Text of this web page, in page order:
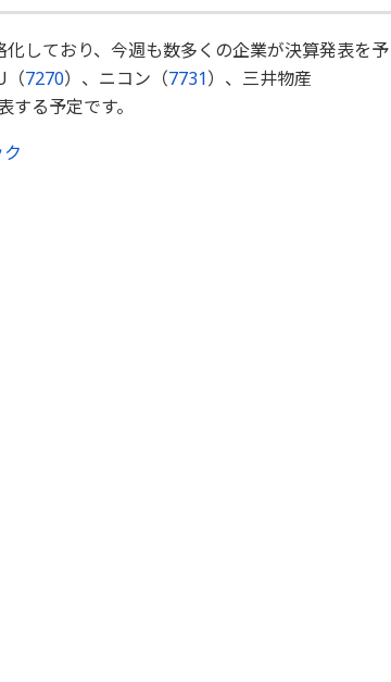
しており、今週も数多くの企業が決算発表を予
（7270）、ニコン（7731）、三井物産
する予定です。